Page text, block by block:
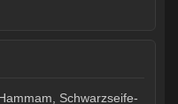
Schwarzseife-